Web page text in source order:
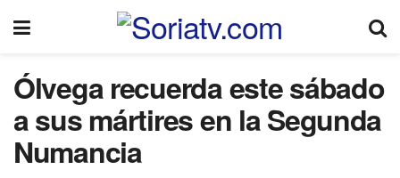
Ólvega recuerda este sábado
a sus mártires en la Segunda
Numancia